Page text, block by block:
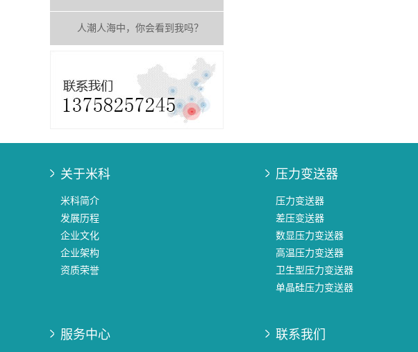
人潮人海中，你会看到我吗？
关于米科
米科简介
发展历程
企业文化
企业架构
资质荣誉
压力变送器
压力变送器
差压变送器
数显压力变送器
高温压力变送器
卫生型压力变送器
单晶硅压力变送器
服务中心 联系我们